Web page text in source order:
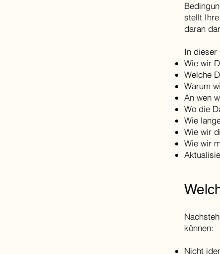
stellt
daran
In dieser
Wie wir
Welche
Warum
An wen
Wo die
Wie
Wie wir
Wie wir
können:
Nicht